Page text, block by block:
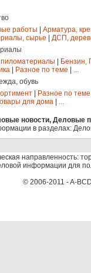
работы
Арматура,
сырье
ДСП,
Бензин,
Разное по теме
...
обувь
Разное по теме
для дома ...
новости, Деловые
в разделах:
направленность:
информации для
© 2006-2011 - A-